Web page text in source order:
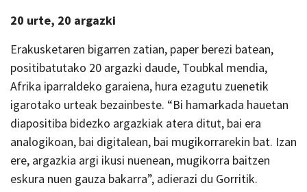
20 urte, 20 argazki
Erakusketaren bigarren zatian, paper berezi batean,
positibatutako 20 argazki daude, Toubkal mendia,
Afrika iparraldeko garaiena, hura ezagutu zuenetik
igarotako urteak bezainbeste. “Bi hamarkada hauetan
diapositiba bidezko argazkiak atera ditut, bai era
analogikoan, bai digitalean, bai mugikorrarekin bat. Izan
ere, argazkia argi ikusi nuenean, mugikorra baitzen
eskura nuen gauza bakarra”, adierazi du Gorritik.